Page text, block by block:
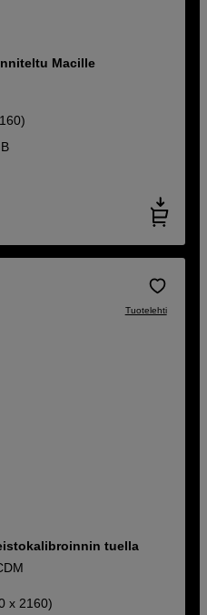
Macille
Tuotelehti
tuella
x 2160)